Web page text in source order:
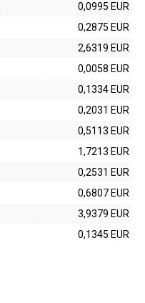
0,0995 EUR
0,2875 EUR
2,6319 EUR
0,0058 EUR
0,1334 EUR
0,2031 EUR
0,5113 EUR
1,7213 EUR
0,2531 EUR
0,6807 EUR
3,9379 EUR
0,1345 EUR